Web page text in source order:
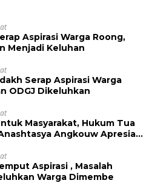
Aspirasi Warga Roong,
Menjadi Keluhan
Serap Aspirasi Warga
ODGJ Dikeluhkan
Masyarakat, Hukum Tua
Angkouw Apresiasi
Aspirasi , Masalah
Warga Dimembe